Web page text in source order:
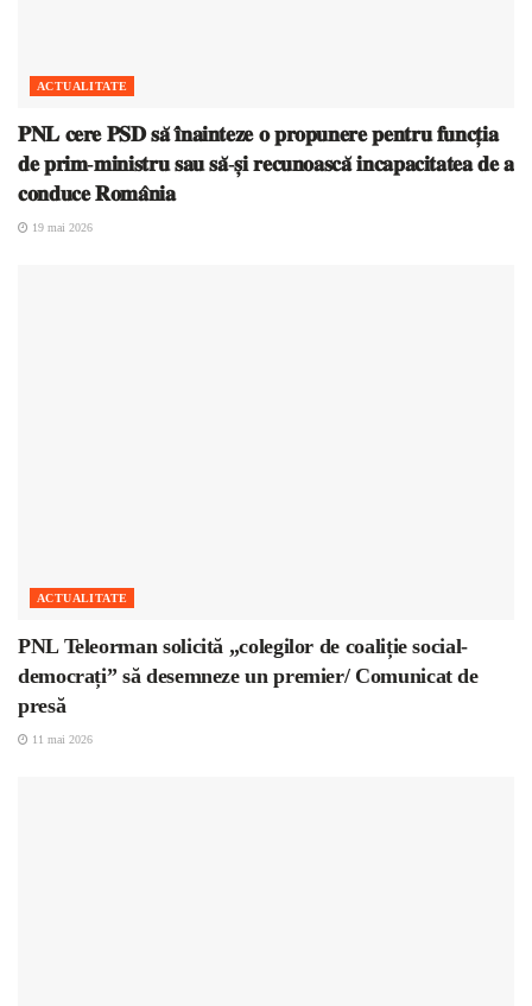
ACTUALITATE
𝐏𝐍𝐋 𝐜𝐞𝐫𝐞 𝐏𝐒𝐃 𝐬𝐚̆ 𝐢̂𝐧𝐚𝐢𝐧𝐭𝐞𝐳𝐞 𝐨 𝐩𝐫𝐨𝐩𝐮𝐧𝐞𝐫𝐞 𝐩𝐞𝐧𝐭𝐫𝐮 𝐟𝐮𝐧𝐜𝐭̦𝐢𝐚
𝐝𝐞 𝐩𝐫𝐢𝐦-𝐦𝐢𝐧𝐢𝐬𝐭𝐫𝐮 𝐬𝐚𝐮 𝐬𝐚̆-𝐬̦𝐢 𝐫𝐞𝐜𝐮𝐧𝐨𝐚𝐬𝐜𝐚̆ 𝐢𝐧𝐜𝐚𝐩𝐚𝐜𝐢𝐭𝐚𝐭𝐞𝐚 𝐝𝐞 𝐚
𝐜𝐨𝐧𝐝𝐮𝐜𝐞 𝐑𝐨𝐦𝐚̂𝐧𝐢𝐚
19 mai 2026
ACTUALITATE
PNL Teleorman solicită „colegilor de coaliție social-
democrați” să desemneze un premier/ Comunicat de
presă
11 mai 2026